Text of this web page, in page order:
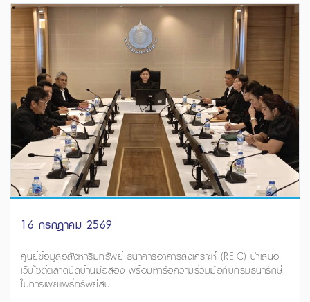
16 กรกฎาคม 2569
ศูนย์ข้อมูลอสังหาริมทรัพย์ ธนาคารอาคารสงเคราะห์ (REIC) นำเสนอ
เว็บไซต์ตลาดนัดบ้านมือสอง พร้อมหารือความร่วมมือกับกรมธนารักษ์
ในการเผยแพร่ทรัพย์สิน